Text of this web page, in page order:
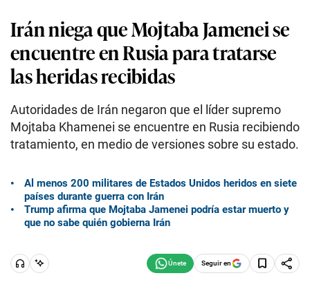
Irán niega que Mojtaba Jamenei se
encuentre en Rusia para tratarse
las heridas recibidas
Autoridades de Irán negaron que el líder supremo
Mojtaba Khamenei se encuentre en Rusia recibiendo
tratamiento, en medio de versiones sobre su estado.
Al menos 200 militares de Estados Unidos heridos en siete
países durante guerra con Irán
Trump afirma que Mojtaba Jamenei podría estar muerto y
que no sabe quién gobierna Irán
Seguir en